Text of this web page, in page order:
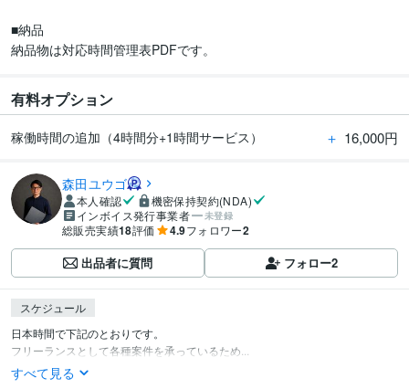
■納品
納品物は対応時間管理表PDFです。
有料オプション
稼働時間の追加（4時間分+1時間サービス） ＋ 16,000円
森田ユウゴ
本人確認
機密保持契約(NDA)
インボイス発行事業者
未登録
総販売実績18評価 4.9フォロワー2
出品者に質問 フォロー2
スケジュール
日本時間で下記のとおりです。
フリーランスとして各種案件を承っているため...
すべて見る